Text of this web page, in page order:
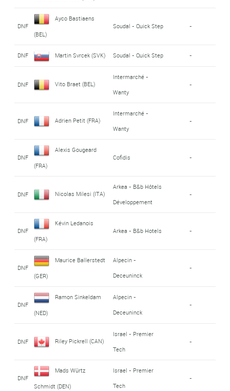
DNF
Ayco Bastiaens
(BEL)
Soudal - Quick Step -
DNF Martin Svrcek (SVK) Soudal - Quick Step -
DNF Vito Braet (BEL)
Intermarché -
Wanty
-
DNF Adrien Petit (FRA)
Intermarché -
Wanty
-
DNF
Alexis Gougeard
(FRA)
Cofidis -
DNF Nicolas Milesi (ITA)
Arkea - B&b Hôtels
Développement
-
DNF
Kévin Ledanois
(FRA)
Arkea - B&b Hotels -
DNF
Maurice Ballerstedt
(GER)
Alpecin -
Deceuninck
-
DNF
Ramon Sinkeldam
(NED)
Alpecin -
Deceuninck
-
DNF Riley Pickrell (CAN)
Israel - Premier
Tech
-
DNF
Mads Würtz
Schmidt (DEN)
Israel - Premier
Tech
-